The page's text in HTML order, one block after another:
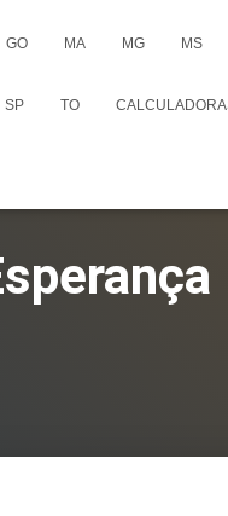
GO MA MG MS
SP TO